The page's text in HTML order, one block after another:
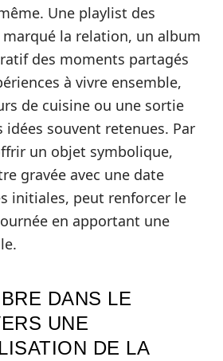
Une playlist des
la relation, un album
des moments partagés
à vivre ensemble,
de cuisine ou une sortie
idées souvent retenues. Par
un objet symbolique,
gravée avec une date
initiales, peut renforcer le
en apportant une
DANS LE
UNE
DE LA